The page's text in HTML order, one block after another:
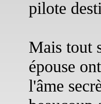
pilote
Mais tout
épouse
l'âme